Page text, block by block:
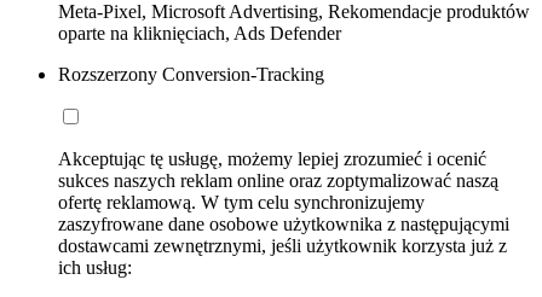
Meta-Pixel, Microsoft Advertising, Rekomendacje produktów
oparte na kliknięciach, Ads Defender
Rozszerzony Conversion-Tracking
Akceptując tę usługę, możemy lepiej zrozumieć i ocenić
sukces naszych reklam online oraz zoptymalizować naszą
ofertę reklamową. W tym celu synchronizujemy
zaszyfrowane dane osobowe użytkownika z następującymi
dostawcami zewnętrznymi, jeśli użytkownik korzysta już z
ich usług: